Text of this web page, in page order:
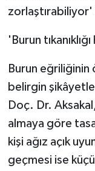
'Burun
Burun
belirgin
Doç. Dr.
almaya göre
kişi ağız açık
geçmesi ise